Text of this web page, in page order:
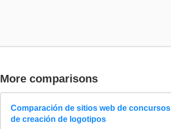
More comparisons
Comparación de sitios web de concursos
de creación de logotipos